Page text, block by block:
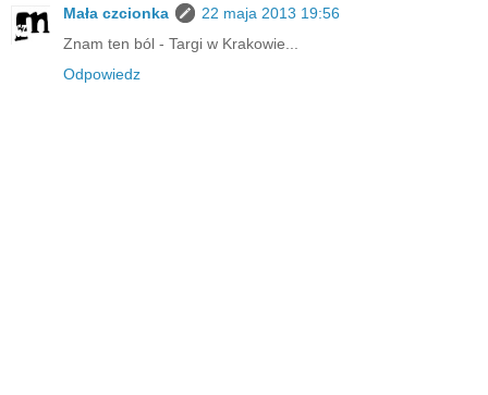
Mała czcionka
22 maja 2013 19:56
Znam ten ból - Targi w Krakowie...
Odpowiedz